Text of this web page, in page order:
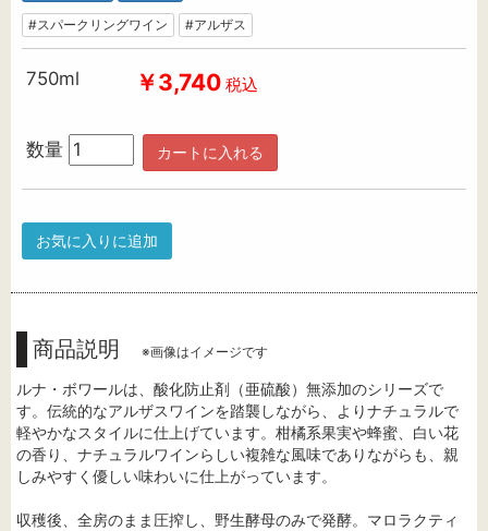
#スパークリングワイン #アルザス
750ml ￥3,740 税込
数量 カートに入れる
お気に入りに追加
商品説明 ※画像はイメージです
ルナ・ボワールは、酸化防止剤（亜硫酸）無添加のシリーズで
す。伝統的なアルザスワインを踏襲しながら、よりナチュラルで
軽やかなスタイルに仕上げています。柑橘系果実や蜂蜜、白い花
の香り、ナチュラルワインらしい複雑な風味でありながらも、親
しみやすく優しい味わいに仕上がっています。
収穫後、全房のまま圧搾し、野生酵母のみで発酵。マロラクティ